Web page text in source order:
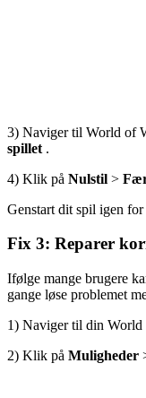
3) Naviger til World of
spillet .
4) Klik på Nulstil >
Genstart dit spil igen
Fix 3: Reparer
Ifølge mange brugere
gange løse problemet
1) Naviger til din
2) Klik på Muligheder